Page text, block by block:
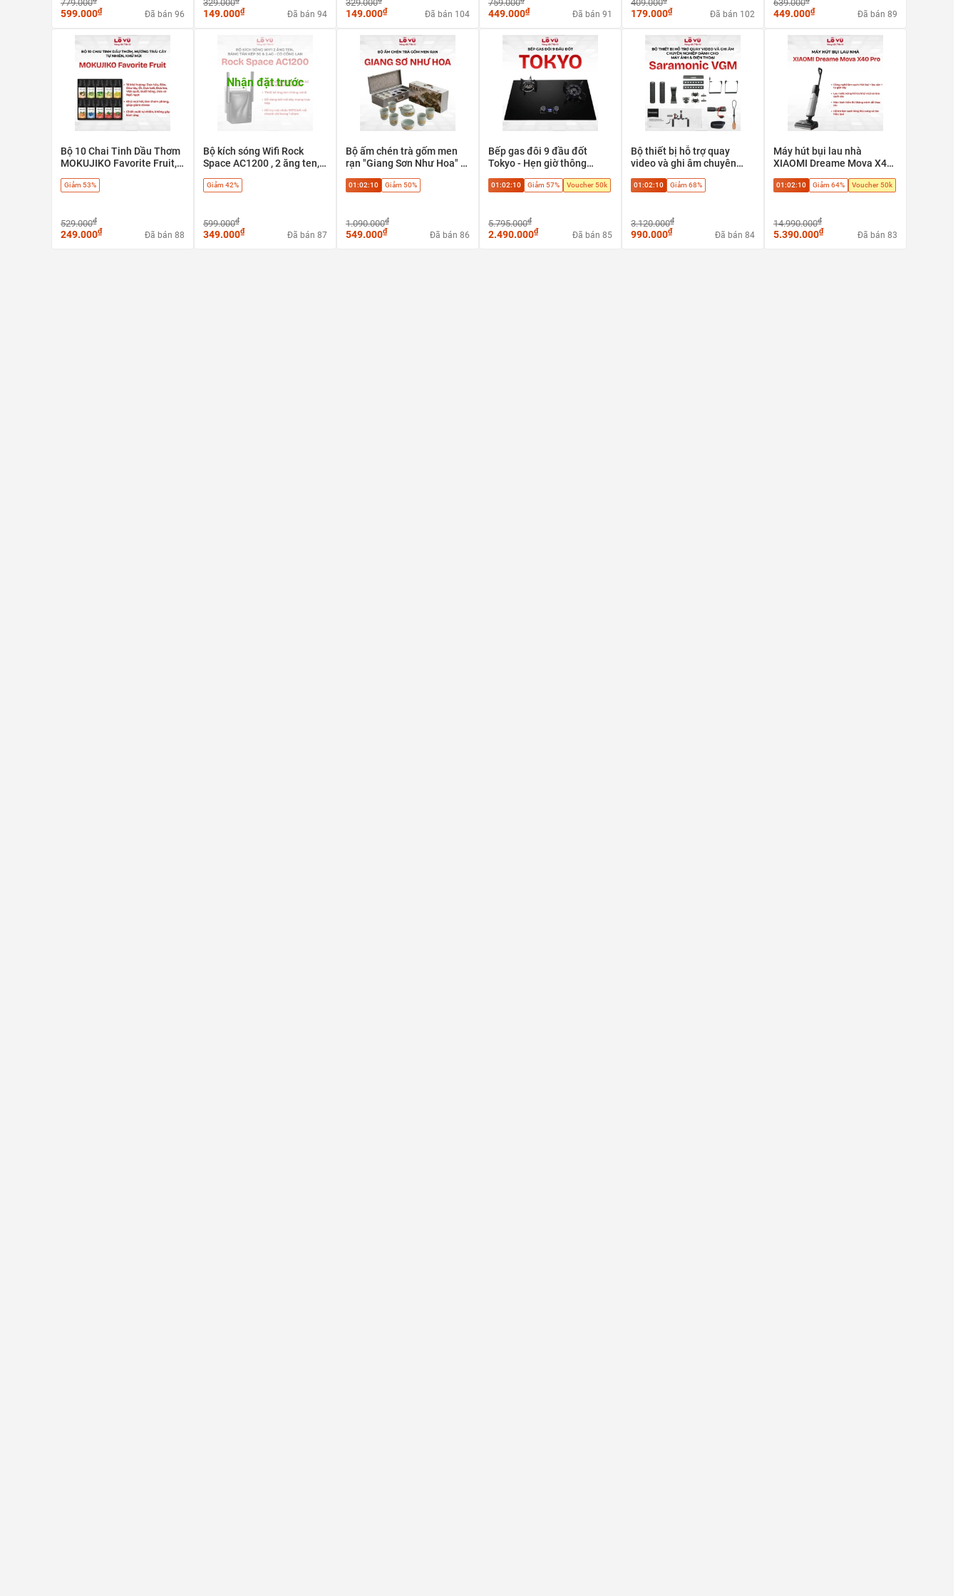
779.000
599.000₫ Đã bán 96
329.000
149.000₫ Đã bán 94
329.000
149.000₫ Đã bán 104
759.000
449.000₫ Đã bán 91
409.000
179.000₫ Đã bán 102
639.000
449.000₫ Đã bán 89
Bộ 10 Chai Tinh Dầu Thơm
MOKUJIKO Favorite Fruit,
khử mùi
Giảm 53%
529.000₫
249.000₫ Đã bán 88
Nhận đặt trước
Bộ kích sóng Wifi Rock
Space AC1200 , 2 ăng ten,
cổng LAN
Giảm 42%
599.000₫
349.000₫ Đã bán 87
Bộ ấm chén trà gốm men
rạn "Giang Sơn Như Hoa" -
cao cấp
01:02:09 Giảm 50%
1.090.000₫
549.000₫ Đã bán 86
Bếp gas đôi 9 đầu đốt
Tokyo - Hẹn giờ thông
01:02:09 Giảm 57% Voucher 50k
5.795.000₫
2.490.000₫ Đã bán 85
Bộ thiết bị hỗ trợ quay
video và ghi âm chuyên
dành cho máy ảnh & điện
01:02:09 Giảm 68%
3.120.000₫
990.000₫ Đã bán 84
Máy hút bụi lau nhà
XIAOMI Dreame Mova X40
giặt sấy, Phù hợp sàn gạch,
01:02:09 Giảm 64% Voucher 50k
14.990.000₫
5.390.000₫ Đã bán 83